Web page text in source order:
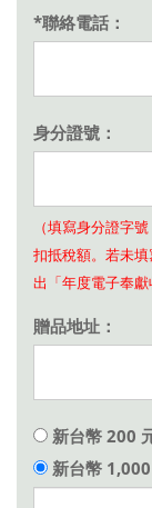
*聯絡電話：
身分證號：
（填寫身分證字
扣抵稅額。若未
出「年度電子奉獻
贈品地址：
新台幣 200
新台幣